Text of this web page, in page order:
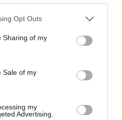
app uses one or more Google
behaviour. You may click to
and its third-party tags to
purposes in below Google
Opt Outs
Sharing of my
Sale of my
my
Advertising.